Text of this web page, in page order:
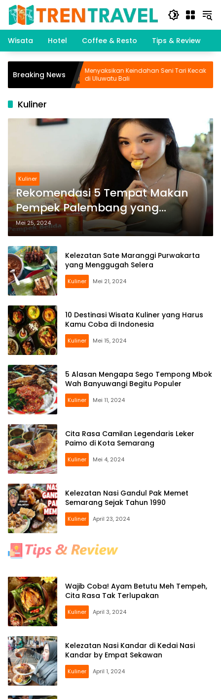
Langsung
konten
Wisata
Hotel Coffee & Resto Tips & Review
Breaking NewsMenyaksikan Keindahan Seni Tari Kecak
di Uluwatu Bali
Kuliner
Kuliner
Rekomendasi 5 Tempat Makan
Pempek Palembang yang
Autentik
Mei 25, 2024
Kelezatan Sate Maranggi Purwakarta
yang Menggugah Selera
Kuliner Mei 21, 2024
10 Destinasi Wisata Kuliner yang Harus
Kamu Coba di Indonesia
Kuliner Mei 15, 2024
5 Alasan Mengapa Sego Tempong Mbok
Wah Banyuwangi Begitu Populer
Kuliner Mei 11, 2024
Cita Rasa Camilan Legendaris Leker
Paimo di Kota Semarang
Kuliner Mei 4, 2024
Kelezatan Nasi Gandul Pak Memet
Semarang Sejak Tahun 1990
Kuliner April 23, 2024
Wajib Coba! Ayam Betutu Meh Tempeh,
Cita Rasa Tak Terlupakan
Kuliner April 3, 2024
Kelezatan Nasi Kandar di Kedai Nasi
Kandar by Empat Sekawan
Kuliner April 1, 2024